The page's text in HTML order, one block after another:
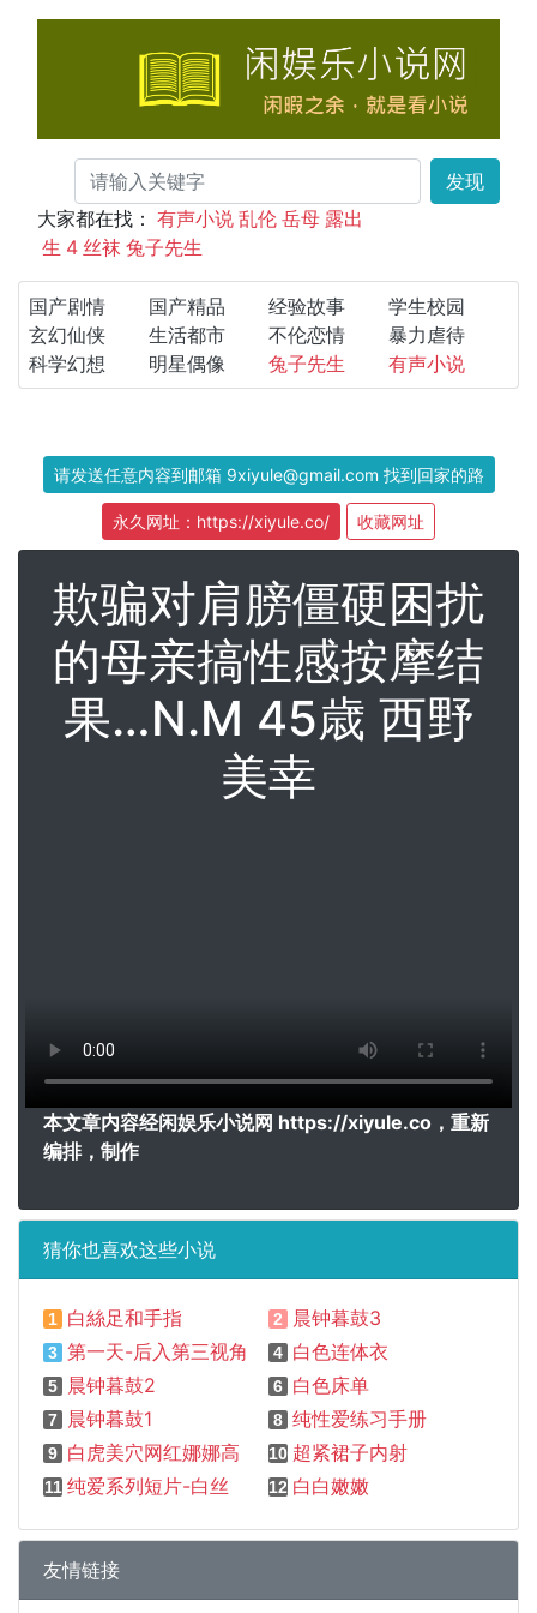
发现
大家都在找： 有声小说 乱伦 岳母 露出
生 4 丝袜 兔子先生
国产剧情 国产精品 经验故事
学生校园
玄幻仙侠
生活都市 不伦恋情
暴力虐待
科学幻想
明星偶像 兔子先生 有声小说
请发送任意内容到邮箱 9xiyule@gmail.com 找到回家的路
永久网址：https://xiyule.co/ 收藏网址
欺骗对肩膀僵硬困扰
的母亲搞性感按摩结
果…N.M 45歳 西野
美幸
本文章内容经闲娱乐小说网 https://xiyule.co，重新
编排，制作
猜你也喜欢这些小说
1 白絲足和手指 2 晨钟暮鼓3
3 第一天-后入第三视角 4 白色连体衣
5 晨钟暮鼓2 6 白色床单
7 晨钟暮鼓1 8 纯性爱练习手册
9 白虎美穴网红娜娜高跟鞋+黑丝+后入内射 10 超紧裙子内射
11 纯爱系列短片-白丝 12 白白嫩嫩
友情链接